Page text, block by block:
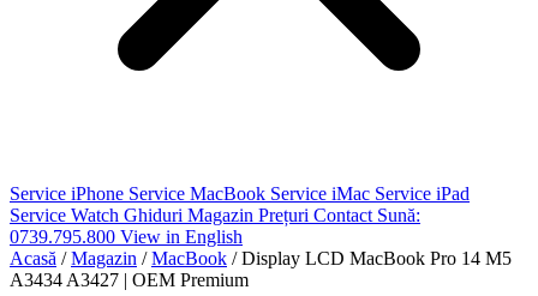
Service iPhone Service MacBook Service iMac Service iPad
Service Watch Ghiduri Magazin Prețuri Contact Sună:
0739.795.800 View in English
Acasă / Magazin / MacBook / Display LCD MacBook Pro 14 M5
A3434 A3427 | OEM Premium